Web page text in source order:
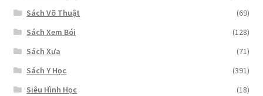
Sách Võ Thuật
(69)
Sách Xem Bói
(128)
Sách Xưa
(71)
Sách Y Học
(391)
Siêu Hình Học
(18)